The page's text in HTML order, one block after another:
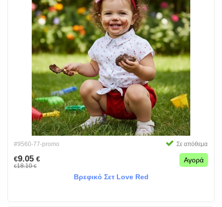
#9560-77-promo Σε απόθεμα
€9.05 €
€18.10€
Αγορά
Βρεφικό Σετ Love Red